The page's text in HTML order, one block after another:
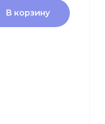
В корзину